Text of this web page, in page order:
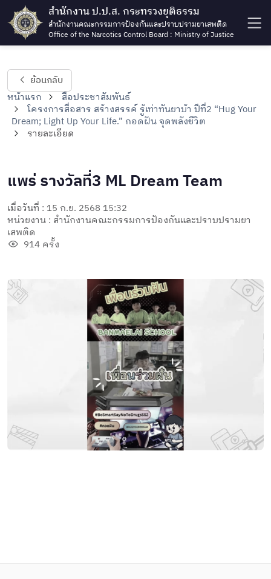
สำนักงาน ป.ป.ส. กระทรวงยุติธรรม
สำนักงานคณะกรรมการป้องกันและปราบปรามยาเสพติด
Office of the Narcotics Control Board : Ministry of Justice
ย้อนกลับ
หน้าแรก
สื่อประชาสัมพันธ์
โครงการสื่อสาร สร้างสรรค์ รู้เท่าทันยาบ้า ปีที่2 “Hug Your
Dream; Light Up Your Life.” กอดฝัน จุดพลังชีวิต
รายละเอียด
แพร่ รางวัลที่3 ML Dream Team
เมื่อวันที่ : 15 ก.ย. 2568 15:32
หน่วยงาน : สำนักงานคณะกรรมการป้องกันและปราบปรามยา
เสพติด
914 ครั้ง